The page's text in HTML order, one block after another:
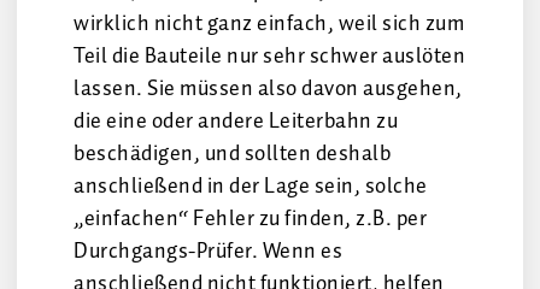
wirklich nicht ganz einfach, weil sich zum
Teil die Bauteile nur sehr schwer auslöten
lassen. Sie müssen also davon ausgehen,
die eine oder andere Leiterbahn zu
beschädigen, und sollten deshalb
anschließend in der Lage sein, solche
„einfachen“ Fehler zu finden, z.B. per
Durchgangs-Prüfer. Wenn es